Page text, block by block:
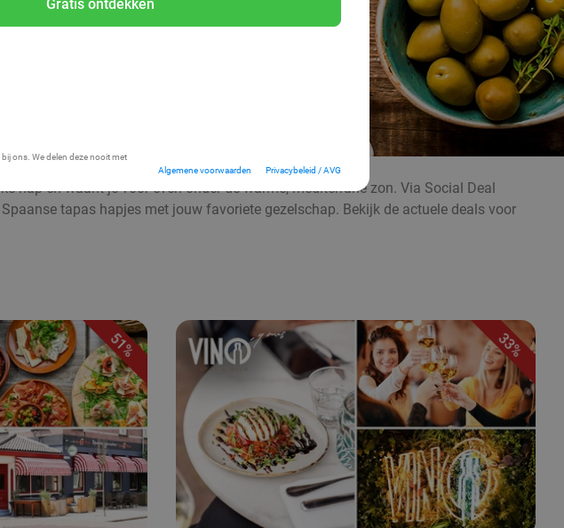
Gratis ontdekken
ons. We delen deze nooit met
Algemene voorwaarden Privacybeleid / AVG
hap en waant je voor even onder de warme, mediterrane zon. Via Social Deal
tapas hapjes met jouw favoriete gezelschap. Bekijk de actuele deals voor
51% 33%